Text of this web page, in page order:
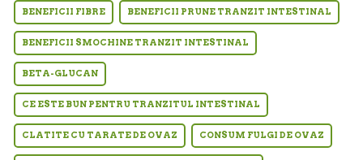
BENEFICII FIBRE BENEFICII PRUNE TRANZIT INTESTINAL
BENEFICII SMOCHINE TRANZIT INTESTINAL
BETA-GLUCAN
CE ESTE BUN PENTRU TRANZITUL INTESTINAL
CLATITE CU TARATE DE OVAZ CONSUM FULGI DE OVAZ